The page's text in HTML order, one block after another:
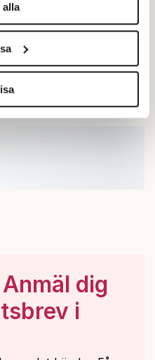
för att anpassa innehållet
vår trafik. Vi
och annan
sociala medier och
vi samarbetar med.
alla
dig
i